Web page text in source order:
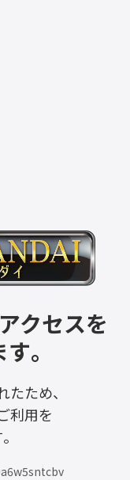
クセスを
。
ため、
利用を